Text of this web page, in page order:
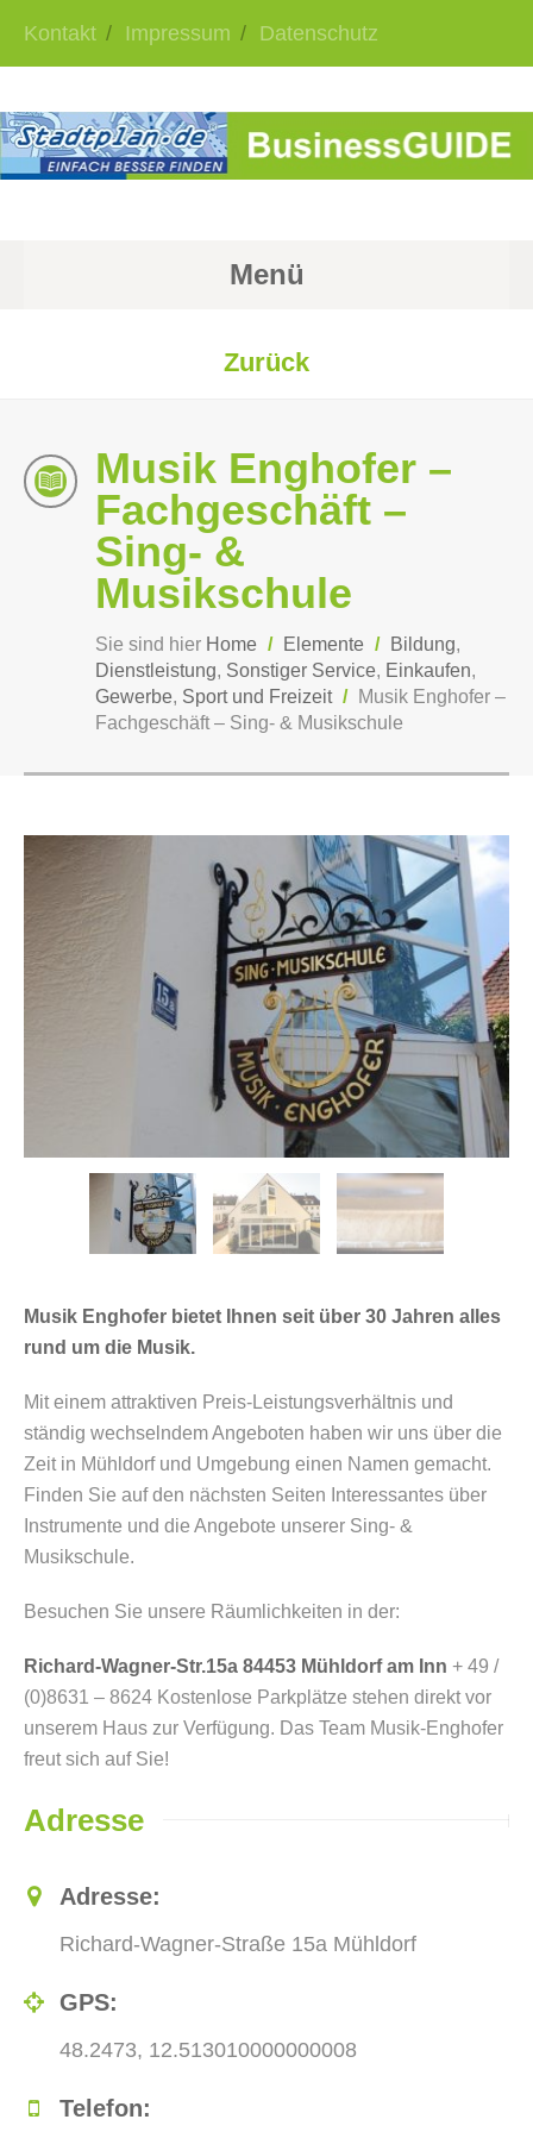
Kontakt Impressum Datenschutz
Menü
Zurück
Musik Enghofer –
Fachgeschäft –
Sing- &
Musikschule
Sie sind hier Home / Elemente / Bildung,
Dienstleistung, Sonstiger Service, Einkaufen,
Gewerbe, Sport und Freizeit /
Musik Enghofer –
Fachgeschäft – Sing- & Musikschule
Musik Enghofer bietet Ihnen seit über 30 Jahren alles
rund um die Musik.
Mit einem attraktiven Preis-Leistungsverhältnis und
ständig wechselndem Angeboten haben wir uns über die
Zeit in Mühldorf und Umgebung einen Namen gemacht.
Finden Sie auf den nächsten Seiten Interessantes über
Instrumente und die Angebote unserer Sing- &
Musikschule.
Besuchen Sie unsere Räumlichkeiten in der:
Richard-Wagner-Str.15a 84453 Mühldorf am Inn + 49 /
(0)8631 – 8624 Kostenlose Parkplätze stehen direkt vor
unserem Haus zur Verfügung. Das Team Musik-Enghofer
freut sich auf Sie!
Adresse
Adresse:
Richard-Wagner-Straße 15a Mühldorf
GPS:
48.2473, 12.513010000000008
Telefon: